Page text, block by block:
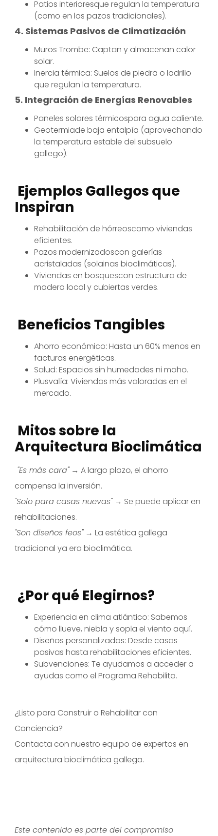
Patios interioresque regulan la temperatura
(como en los pazos tradicionales).
4. Sistemas Pasivos de Climatización
Muros Trombe: Captan y almacenan calor
solar.
Inercia térmica: Suelos de piedra o ladrillo
que regulan la temperatura.
5. Integración de Energías Renovables
Paneles solares térmicospara agua caliente.
Geotermiade baja entalpía (aprovechando
la temperatura estable del subsuelo
gallego).
Ejemplos Gallegos que
Inspiran
Rehabilitación de hórreoscomo viviendas
eficientes.
Pazos modernizadoscon galerías
acristaladas (solainas bioclimáticas).
Viviendas en bosquescon estructura de
madera local y cubiertas verdes.
Beneficios Tangibles
Ahorro económico: Hasta un 60% menos en
facturas energéticas.
Salud: Espacios sin humedades ni moho.
Plusvalía: Viviendas más valoradas en el
mercado.
Mitos sobre la
Arquitectura Bioclimática
"Es más cara"→ A largo plazo, el ahorro
compensa la inversión.
"Solo para casas nuevas"→ Se puede aplicar en
rehabilitaciones.
"Son diseños feos"→ La estética gallega
tradicional ya era bioclimática.
¿Por qué Elegirnos?
Experiencia en clima atlántico: Sabemos
cómo llueve, niebla y sopla el viento aquí.
Diseños personalizados: Desde casas
pasivas hasta rehabilitaciones eficientes.
Subvenciones: Te ayudamos a acceder a
ayudas como el Programa Rehabilita.
¿Listo para Construir o Rehabilitar con
Conciencia?
Contacta con nuestro equipo de expertos en
arquitectura bioclimática gallega.
Este contenido es parte del compromiso